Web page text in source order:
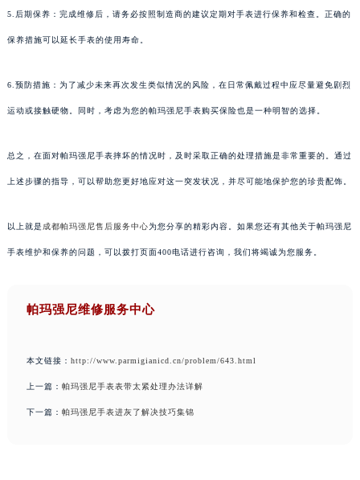
5.后期保养：完成维修后，请务必按照制造商的建议定期对手表进行保养和检查。正确的
保养措施可以延长手表的使用寿命。
6.预防措施：为了减少未来再次发生类似情况的风险，在日常佩戴过程中应尽量避免剧烈
运动或接触硬物。同时，考虑为您的帕玛强尼手表购买保险也是一种明智的选择。
总之，在面对帕玛强尼手表摔坏的情况时，及时采取正确的处理措施是非常重要的。通过
上述步骤的指导，可以帮助您更好地应对这一突发状况，并尽可能地保护您的珍贵配饰。
以上就是 成都帕玛强尼售后服务中心为您分享的精彩内容。如果您还有其他关于帕玛强尼
手表维护和保养的问题，可以拨打页面400电话进行咨询，我们将竭诚为您服务。
帕玛强尼维修服务中心
本文链接： http://www.parmigianicd.cn/problem/643.html
上一篇： 帕玛强尼手表表带太紧处理办法详解
下一篇： 帕玛强尼手表进灰了解决技巧集锦